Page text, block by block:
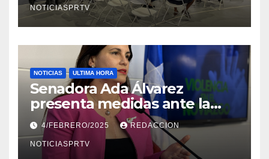
NOTICIASPRTV
NOTICIAS ULTIMA HORA
Senadora Ada Álvarez
presenta medidas ante la
violencia en el noviazgo
4/FEBRERO/2025 REDACCION
NOTICIASPRTV